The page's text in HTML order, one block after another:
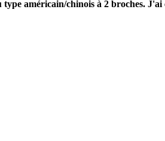
type américain/chinois à 2 broches.